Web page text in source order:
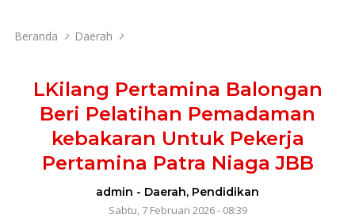
Beranda Daerah
LKilang Pertamina Balongan
Beri Pelatihan Pemadaman
kebakaran Untuk Pekerja
Pertamina Patra Niaga JBB
admin - Daerah, Pendidikan
Sabtu, 7 Februari 2026 - 08:39